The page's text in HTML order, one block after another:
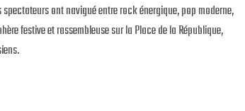
ont navigué entre rock énergique, pop moderne,
festive et rassembleuse sur la Place de la République,